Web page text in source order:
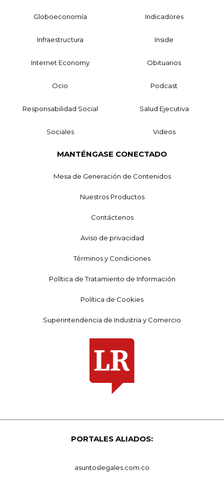
Globoeconomía Indicadores
Infraestructura Inside
Internet Economy Obituarios
Ocio Podcast
Responsabilidad Social Salud Ejecutiva
Sociales Videos
MANTÉNGASE CONECTADO
Mesa de Generación de Contenidos
Nuestros Productos
Contáctenos
Aviso de privacidad
Términos y Condiciones
Política de Tratamiento de Información
Política de Cookies
Superintendencia de Industria y Comercio
PORTALES ALIADOS:
asuntoslegales.com.co